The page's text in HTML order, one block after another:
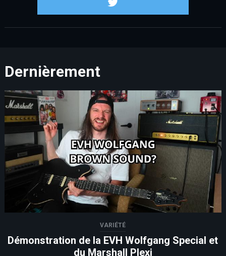
Dernièrement
VARIÉTÉ
Démonstration de la EVH Wolfgang Special et
du Marshall Plexi